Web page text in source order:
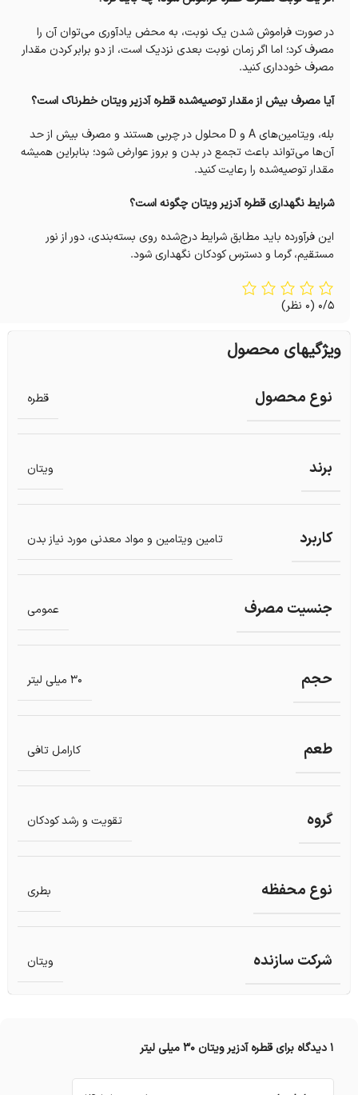
در صورت فراموش شدن یک نوبت، به محض یادآوری می‌توان آن را
مصرف کرد؛ اما اگر زمان نوبت بعدی نزدیک است، از دو برابر کردن مقدار
مصرف خودداری کنید.
آیا مصرف بیش از مقدار توصیه‌شده قطره آدزیر ویتان خطرناک است؟
بله، ویتامین‌های A و D محلول در چربی هستند و مصرف بیش از حد
آن‌ها می‌تواند باعث تجمع در بدن و بروز عوارض شود؛ بنابراین همیشه
مقدار توصیه‌شده را رعایت کنید.
شرایط نگهداری قطره آدزیر ویتان چگونه است؟
این فرآورده باید مطابق شرایط درج‌شده روی بسته‌بندی، دور از نور
مستقیم، گرما و دسترس کودکان نگهداری شود.
0/5 (0 نظر)
ویژگیهای محصول
نوع محصول قطره
برند ویتان
کاربرد تامین ویتامین و مواد معدنی مورد نیاز بدن
جنسیت مصرف عمومی
حجم 30 میلی لیتر
طعم کارامل تافی
گروه تقویت و رشد کودکان
نوع محفظه بطری
شرکت سازنده ویتان
1 دیدگاه برای قطره آدزیر ویتان ۳۰ میلی لیتر